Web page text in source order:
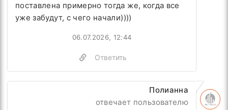
поставлена примерно тогда же, когда все
уже забудут, с чего начали))))
Ответить
06.07.2026, 12:44
Полианна
отвечает пользователю